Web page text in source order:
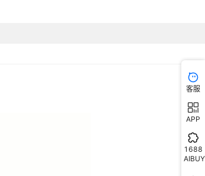
客服
APP
1688
AIBUY